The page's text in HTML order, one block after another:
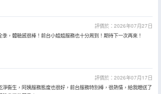
評價於：2026年07月27日
季，體驗感很棒！前台小姐姐服務也十分周到！期待下一次再來！
評價於：2026年07月17日
淨衞生，阿姨服務態度也很好，前台服務特別棒，很熱情，給我贈送了